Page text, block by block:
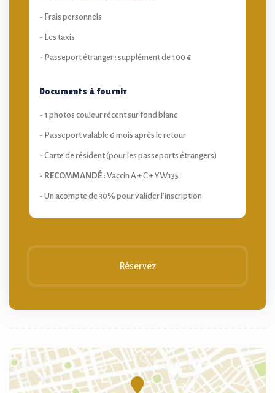
- Frais personnels
- Les taxis
- Passeport étranger : supplément de 100 €
Documents à fournir
- 1 photos couleur récent sur fond blanc
- Passeport valable 6 mois après le retour
- Carte de résident (pour les passeports étrangers)
- RECOMMANDÉ : Vaccin A + C + YW135
- Un acompte de 30% pour valider l’inscription
Réservez